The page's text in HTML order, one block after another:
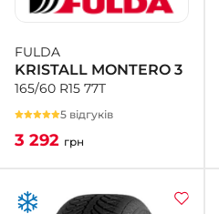
FULDA
KRISTALL MONTERO 3
165/60 R15 77T
5 відгуків
3 292 грн